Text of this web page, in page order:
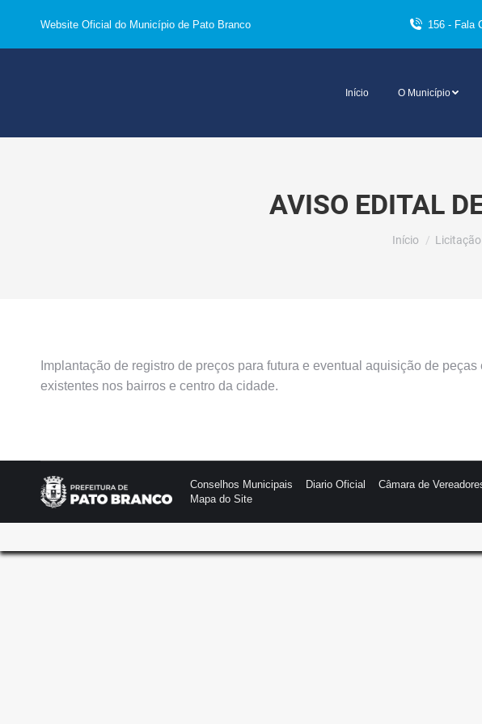
Website Oficial do Município de Pato Branco 156 - Fala
Início O Município
AVISO EDITAL
Você está aqui:
Início Licitação
Implantação de registro de preços para futura e eventual aquisição de
existentes nos bairros e centro da cidade.
Conselhos Municipais Diario Oficial Câmara de
Mapa do Site